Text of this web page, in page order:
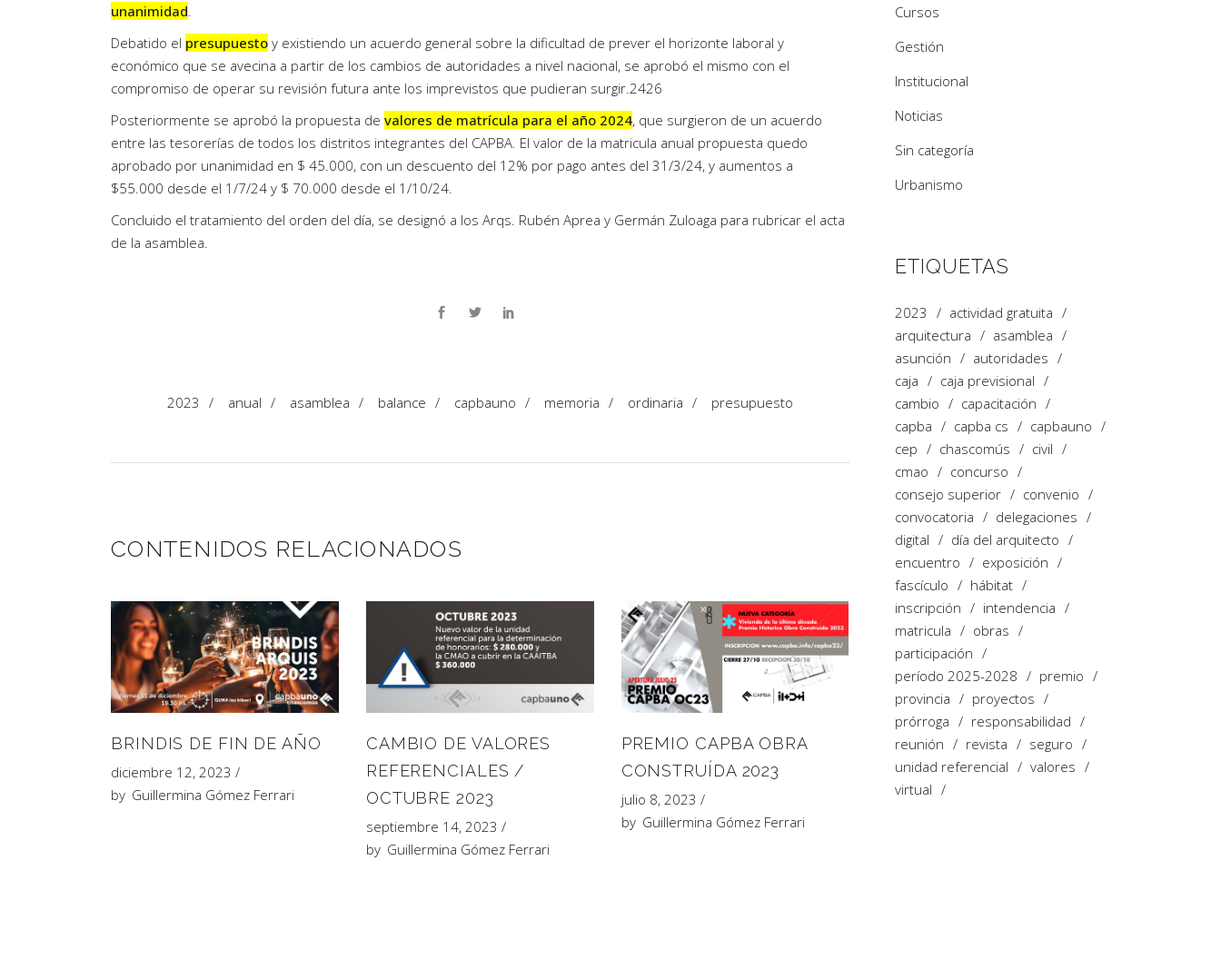
unanimidad
Debatido el presupuesto y existiendo un acuerdo general sobre la dificultad de prever el horizonte laboral y
económico que se avecina a partir de los cambios de autoridades a nivel nacional, se aprobó el mismo con el
compromiso de operar su revisión futura ante los imprevistos que pudieran surgir.2426
Posteriormente se aprobó la propuesta de valores de matrícula para el año 2024, que surgieron de un acuerdo
entre las tesorerías de todos los distritos integrantes del CAPBA. El valor de la matricula anual propuesta quedo
aprobado por unanimidad en $ 45.000, con un descuento del 12% por pago antes del 31/3/24, y aumentos a
$55.000 desde el 1/7/24 y $ 70.000 desde el 1/10/24.
Concluido el tratamiento del orden del día, se designó a los Arqs. Rubén Aprea y Germán Zuloaga para rubricar el acta
de la asamblea.
2023 / anual / asamblea / balance / capbauno / memoria / ordinaria / presupuesto
CONTENIDOS RELACIONADOS
BRINDIS DE FIN DE AÑO
diciembre 12, 2023
by Guillermina Gómez Ferrari
CAMBIO DE VALORES
REFERENCIALES /
OCTUBRE 2023
septiembre 14, 2023
by Guillermina Gómez Ferrari
PREMIO CAPBA OBRA
CONSTRUÍDA 2023
julio 8, 2023
by Guillermina Gómez Ferrari
Cursos
Gestión
Institucional
Noticias
Sin categoría
Urbanismo
ETIQUETAS
2023
actividad gratuita
arquitectura
asamblea
asunción
autoridades
caja
caja previsional
cambio
capacitación
capba
capba cs
capbauno
cep
chascomús
civil
cmao
concurso
consejo superior
convenio
convocatoria
delegaciones
digital
día del arquitecto
encuentro
exposición
fascículo
hábitat
inscripción
intendencia
matricula
obras
participación
período 2025-2028
premio
provincia
proyectos
prórroga
responsabilidad
reunión
revista
seguro
unidad referencial
valores
virtual